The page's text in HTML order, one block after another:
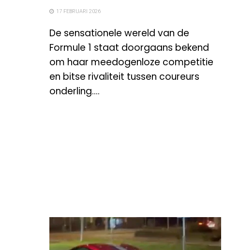
17 FEBRUARI 2026
De sensationele wereld van de
Formule 1 staat doorgaans bekend
om haar meedogenloze competitie
en bitse rivaliteit tussen coureurs
onderling....